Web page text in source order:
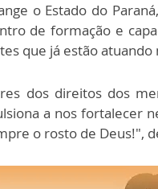
o Estado do
de formação e
que já estão
dos direitos dos
a nos fortalecer
o rosto de Deus!",